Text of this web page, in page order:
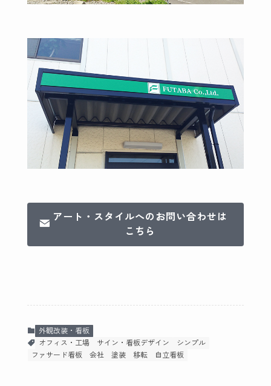
アート・スタイルへのお問い合わせは
こちら
外観改装・看板
オフィス・工場
サイン・看板デザイン
シンプル
ファサード看板
会社 塗装 移転 自立看板